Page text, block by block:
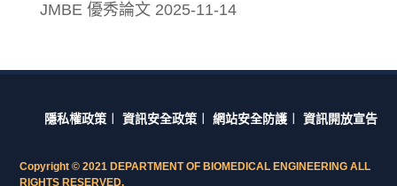
JMBE 優秀論文 2025-11-14
隱私權政策︱ 資訊安全政策︱ 網站安全防護︱ 資訊開放宣告
Copyright © 2021 DEPARTMENT OF BIOMEDICAL ENGINEERING ALL
RIGHTS RESERVED.